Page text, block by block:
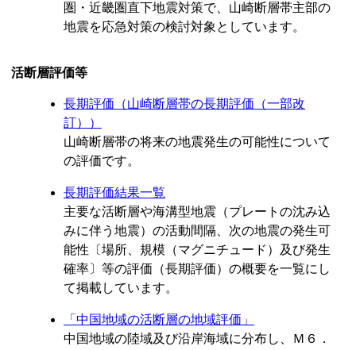
圏・近畿圏直下地震対策で、山崎断層帯主部の
地震を応急対策の検討対象としています。
断層評価等
長期評価（山崎断層帯の長期評価（一部改
訂））
山崎断層帯の将来の地震発生の可能性について
の評価です。
長期評価結果一覧
主要な活断層や海溝型地震（プレートの沈み込
みに伴う地震）の活動間隔、次の地震の発生可
能性〔場所、規模（マグニチュード）及び発生
確率〕等の評価（長期評価）の概要を一覧にし
て掲載しています。
「中国地域の活断層の地域評価」
中国地域の陸域及び沿岸海域に分布し、Ｍ６．